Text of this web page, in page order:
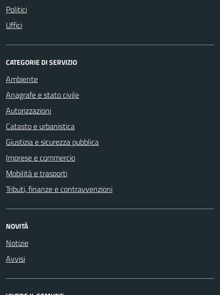
Politici
Uffici
CATEGORIE DI SERVIZIO
Ambiente
Anagrafe e stato civile
Autorizzazioni
Catasto e urbanistica
Giustizia e sicurezza pubblica
Imprese e commercio
Mobilità e trasporti
Tributi, finanze e contravvenzioni
NOVITÀ
Notizie
Avvisi